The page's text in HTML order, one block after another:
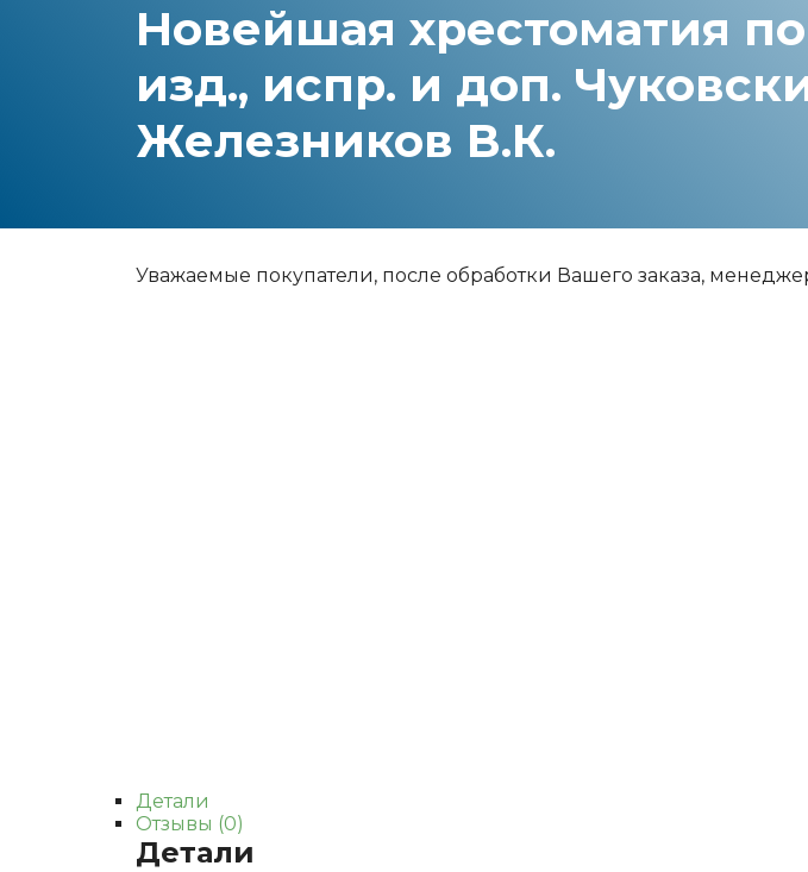
Новейшая хрестоматия по
изд., испр. и доп.
Железников В.К.
Уважаемые покупатели, после обработки Вашего заказа,
Детали
Отзывы (0)
Детали